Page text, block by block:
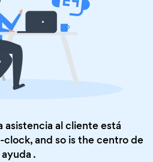
asistencia al cliente está
and so is thecentro de
ayuda .